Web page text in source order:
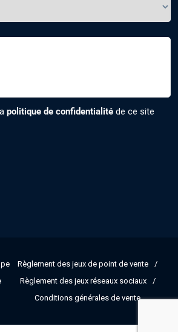
politique de confidentialité de ce site
Règlement des jeux de point de vente
Règlement des jeux réseaux sociaux
Conditions générales de vente